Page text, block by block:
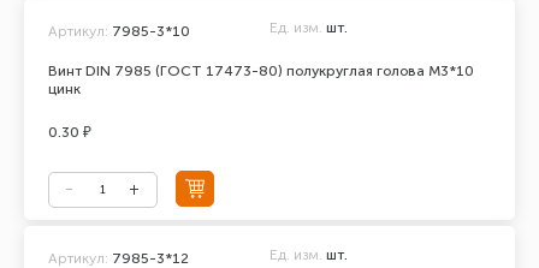
Винт DIN 7985 (ГОСТ 17473-80) полукруглая голова М3*10
цинк
Артикул: 7985-3*10 Ед. изм. шт.
0.30 ₽
Артикул: 7985-3*12 Ед. изм. шт.